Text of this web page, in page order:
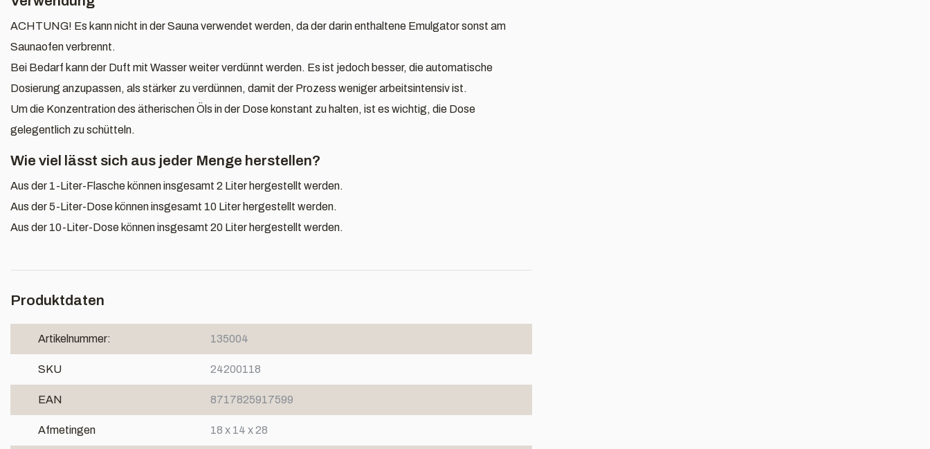
ACHTUNG! Es kann nicht in der Sauna verwendet werden, da der darin enthaltene Emulgator sonst am
Saunaofen verbrennt.
Bei Bedarf kann der Duft mit Wasser weiter verdünnt werden. Es ist jedoch besser, die automatische
Dosierung anzupassen, als stärker zu verdünnen, damit der Prozess weniger arbeitsintensiv ist.
Um die Konzentration des ätherischen Öls in der Dose konstant zu halten, ist es wichtig, die Dose
gelegentlich zu schütteln.
Wie viel lässt sich aus jeder Menge herstellen?
Aus der 1-Liter-Flasche können insgesamt 2 Liter hergestellt werden.
Aus der 5-Liter-Dose können insgesamt 10 Liter hergestellt werden.
Aus der 10-Liter-Dose können insgesamt 20 Liter hergestellt werden.
Produktdaten
Artikelnummer: 135004
SKU 24200118
EAN 8717825917599
Afmetingen 18 x 14 x 28